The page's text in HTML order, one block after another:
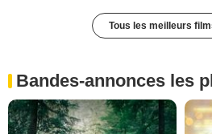
Tous les meilleurs
Bandes-annonces les